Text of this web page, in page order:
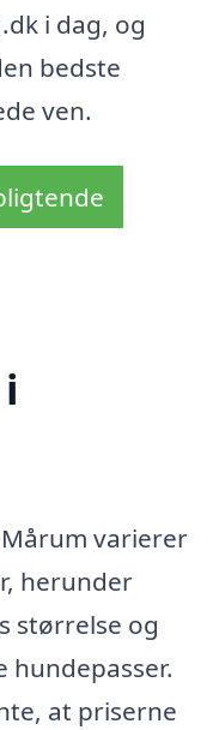
i dag, og
bedste
ven.
varierer
herunder
størrelse og
hundepasser.
at priserne